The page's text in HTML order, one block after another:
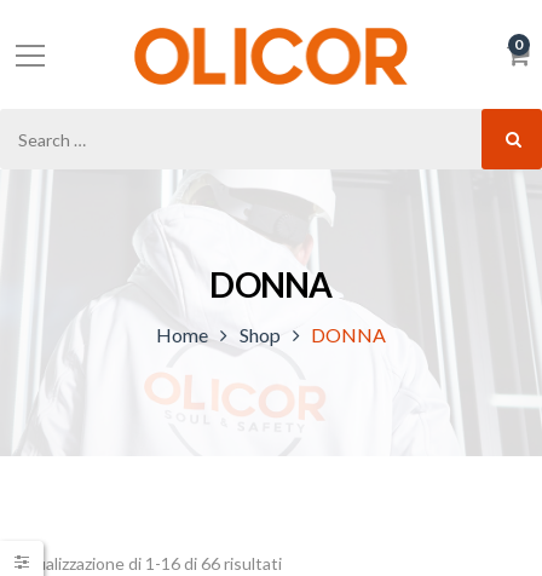
0
DONNA
Home Shop DONNA
Visualizzazione di 1-16 di 66 risultati